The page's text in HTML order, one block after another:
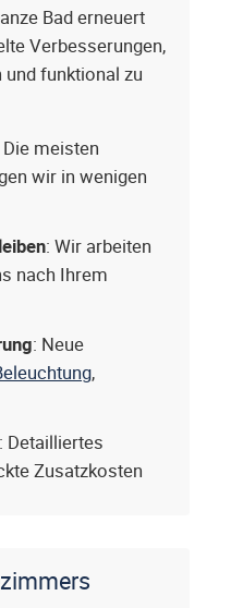
Bad erneuert
Verbesserungen,
funktional zu
Die meisten
wir in wenigen
: Wir arbeiten
nach Ihrem
: Neue
,
: Detailliertes
Zusatzkosten